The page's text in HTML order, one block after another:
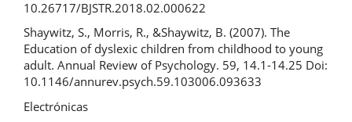
10.26717/BJSTR.2018.02.000622
Shaywitz, S., Morris, R., &Shaywitz, B. (2007). The
Education of dyslexic children from childhood to young
adult. Annual Review of Psychology. 59, 14.1-14.25 Doi:
10.1146/annurev.psych.59.103006.093633
Electrónicas